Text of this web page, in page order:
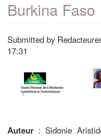
Burkina Faso
Submitted by
17:31
Auteur : Sidonie